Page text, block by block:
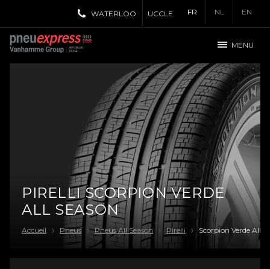
FR NL EN
WATERLOO UCCLE
MENU
PIRELLI SCORPION VERDE
ALL SEASON
Accueil Pneus Pneus All Season Pirelli Scorpion Verde All